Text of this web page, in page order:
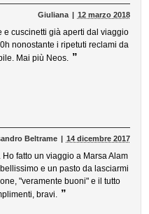
Giuliana 12 marzo 2018
e cuscinetti già aperti dal viaggio
nonostante i ripetuti reclami da
Mai più Neos. ”
Beltrame 14 dicembre 2017
fatto un viaggio a Marsa Alam
e un pasto da lasciarmi
"veramente buoni" e il tutto
bravi. ”